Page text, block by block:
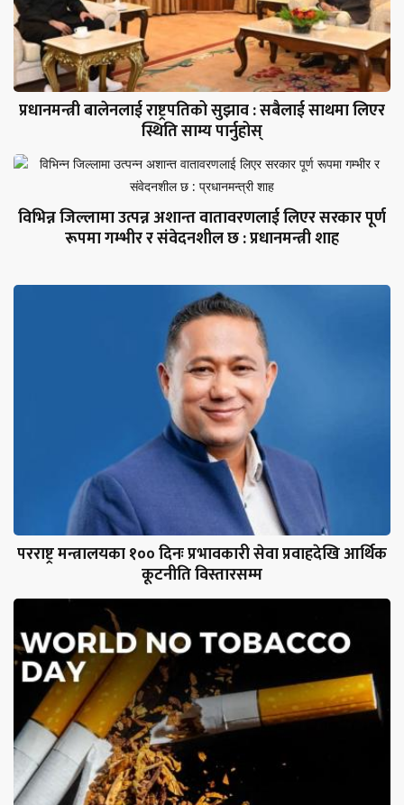
प्रधानमन्त्री बालेनलाई राष्ट्रपतिको सुझाव : सबैलाई साथमा लिएर
स्थिति साम्य पार्नुहोस्
विभिन्न जिल्लामा उत्पन्न अशान्त वातावरणलाई लिएर सरकार पूर्ण
रूपमा गम्भीर र संवेदनशील छ : प्रधानमन्त्री शाह
परराष्ट्र मन्त्रालयका १०० दिनः प्रभावकारी सेवा प्रवाहदेखि आर्थिक
कूटनीति विस्तारसम्म